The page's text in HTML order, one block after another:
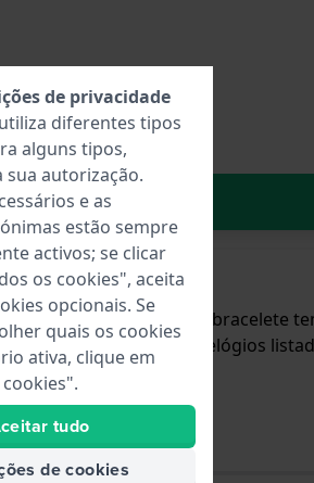
carrinho
de pinos de pressão. A bracelete
é adequada para os relógios
de privacidade
diferentes tipos
alguns tipos,
sua autorização.
e as
estão sempre
activos; se clicar
os cookies", aceita
opcionais. Se
quais os cookies
ativa, clique em
tudo
de cookies